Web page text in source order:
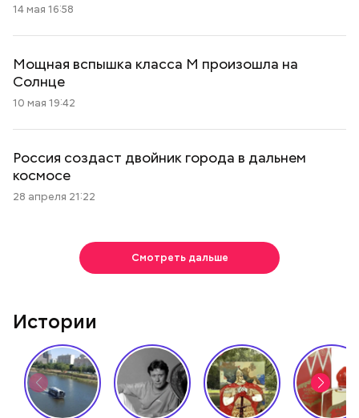
14 мая 16:58
Мощная вспышка класса M произошла на
Солнце
10 мая 19:42
Россия создаст двойник города в дальнем
космосе
28 апреля 21:22
Смотреть дальше
Истории